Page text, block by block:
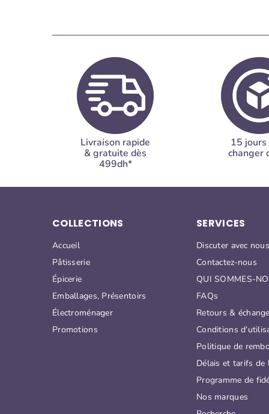
Livraison rapide
& gratuite dès
499dh*
15 jours
changer
COLLECTIONS
Accueil
Pâtisserie
Épicerie
Emballages, Présentoirs
Électroménager
Promotions
SERVICES
Discuter avec nous
Contactez-nous
QUI SOMMES-
FAQs
Retours &
Conditions
Politique de
Délais et tarifs de
Programme de
Nos marques